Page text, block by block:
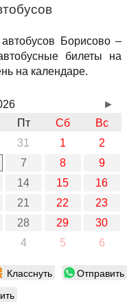
Борисово –
билеты на
на календаре.
Пт Сб
Вс
31 1
2
7 8
9
14 15
16
21 22
23
28 29
30
4 5 6
►
Класснуть
Отправить